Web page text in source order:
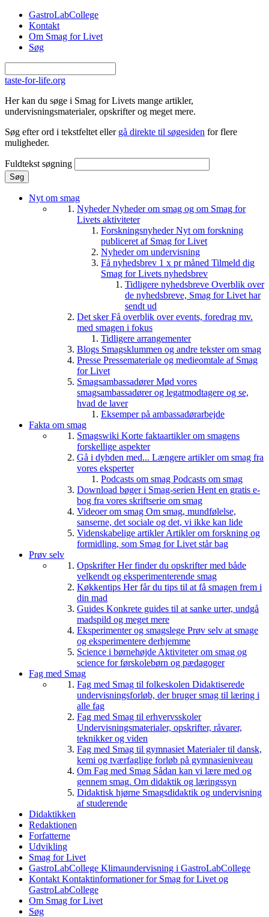
Gå til hovedindhold
GastroLabCollege
Kontakt
Om Smag for Livet
Søg
taste-for-life.org
Her kan du søge i Smag for Livets mange artikler,
undervisningsmaterialer, opskrifter og meget mere.
Søg efter ord i tekstfeltet eller gå direkte til søgesiden for flere
muligheder.
Fuldtekst søgning
Nyt om smag
NyhederNyheder om smag og om Smag for
Livets aktiviteter
ForskningsnyhederNyt om forskning
publiceret af Smag for Livet
Nyheder om undervisning
Få nyhedsbrev 1 x pr måned Tilmeld dig
Smag for Livets nyhedsbrev
Tidligere nyhedsbreve Overblik over
de nyhedsbreve, Smag for Livet har
sendt ud
Det skerFå overblik over events, foredrag mv.
med smagen i fokus
Tidligere arrangementer
Blogs Smagsklummen og andre tekster om smag
Presse Pressemateriale og medieomtale af Smag
for Livet
SmagsambassadørerMød vores
smagsambassadører og legatmodtagere og se,
hvad de laver
Eksemper på ambassadørarbejde
Fakta om smag
Smagswiki Korte faktaartikler om smagens
forskellige aspekter
Gå i dybden med... Længere artikler om smag fra
vores eksperter
Podcasts om smag Podcasts om smag
Download bøger i Smag-serien Hent en gratis e-
bog fra vores skriftserie om smag
Videoer om smag Om smag, mundfølelse,
sanserne, det sociale og det, vi ikke kan lide
Videnskabelige artiklerArtikler om forskning og
formidling, som Smag for Livet står bag
Prøv selv
OpskrifterHer finder du opskrifter med både
velkendt og eksperimenterende smag
Køkkentips Her får du tips til at få smagen frem i
din mad
Guides Konkrete guides til at sanke urter, undgå
madspild og meget mere
Eksperimenter og smagslege Prøv selv at smage
og eksperimentere derhjemme
Science i børnehøjde Aktiviteter om smag og
science for førskolebørn og pædagoger
Fag med Smag
Fag med Smag til folkeskolen Didaktiserede
undervisningsforløb, der bruger smag til læring i
alle fag
Fag med Smag til erhvervsskoler
Undervisningsmaterialer, opskrifter, råvarer,
teknikker og viden
Fag med Smag til gymnasiet Materialer til dansk,
kemi og tværfaglige forløb på gymnasieniveau
Om Fag med Smag Sådan kan vi lære med og
gennem smag. Om didaktik og læringssyn
Didaktisk hjørne Smagsdidaktik og undervisning
af studerende
Didaktikken
Redaktionen
Forfatterne
Udvikling
Smag for Livet
GastroLabCollege Klimaundervisning i GastroLabCollege
Kontakt Kontaktinformationer for Smag for Livet og
GastroLabCollege
Om Smag for Livet
Søg